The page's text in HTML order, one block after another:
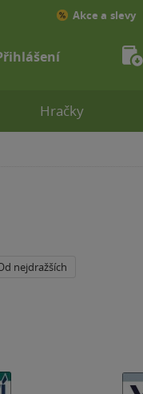
nejdražších
Hračky
Akce a slevy